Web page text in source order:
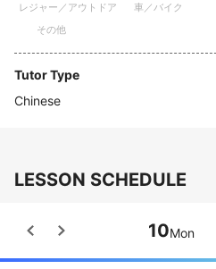
レジャー／アウトドア
車／バイク
その他
Tutor Type
Chinese
LESSON SCHEDULE
10Mon